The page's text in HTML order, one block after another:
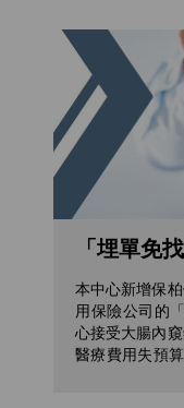
「埋單免
本中心新增保
用保險公司的
心接受大腸內
醫療費用失預
賠結果與本中